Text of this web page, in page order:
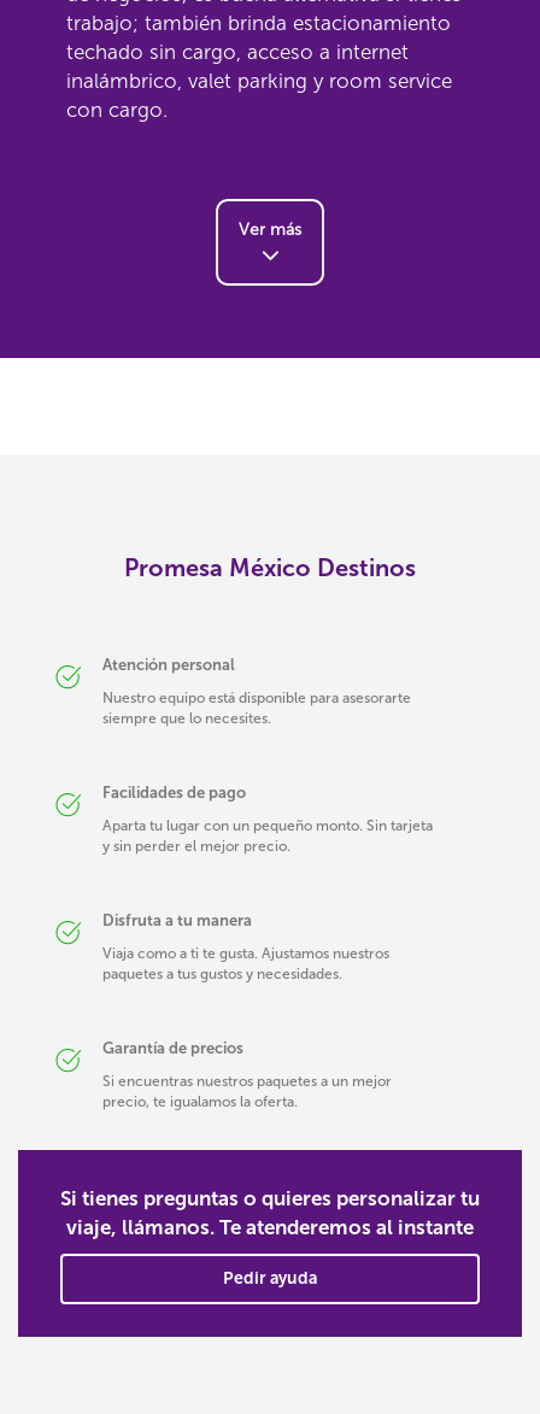
trabajo; también brinda estacionamiento
techado sin cargo, acceso a internet
inalámbrico, valet parking y room service
con cargo.
Ver más
Promesa México Destinos
Atención personal
Nuestro equipo está disponible para asesorarte
siempre que lo necesites.
Facilidades de pago
Aparta tu lugar con un pequeño monto. Sin tarjeta
y sin perder el mejor precio.
Disfruta a tu manera
Viaja como a ti te gusta. Ajustamos nuestros
paquetes a tus gustos y necesidades.
Garantía de precios
Si encuentras nuestros paquetes a un mejor
precio, te igualamos la oferta.
Si tienes preguntas o quieres personalizar tu
viaje, llámanos. Te atenderemos al instante
Pedir ayuda